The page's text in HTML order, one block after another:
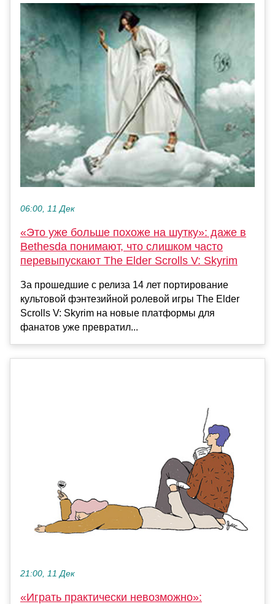
06:00, 11 Дек
«Это уже больше похоже на шутку»: даже в
Bethesda понимают, что слишком часто
перевыпускают The Elder Scrolls V: Skyrim
За прошедшие с релиза 14 лет портирование
культовой фэнтезийной ролевой игры The Elder
Scrolls V: Skyrim на новые платформы для
фанатов уже превратил...
21:00, 11 Дек
«Играть практически невозможно»: